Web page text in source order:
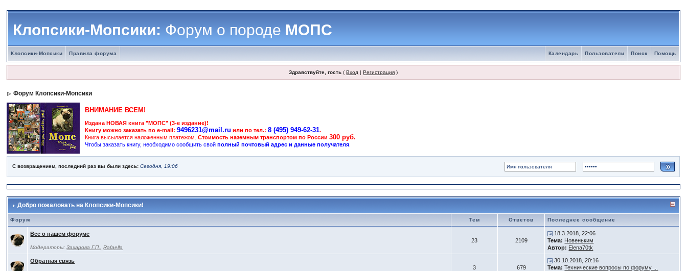
Клопсики-Мопсики:Форум о породеМОПС
Клопсики-Мопсики Правила форума Помощь
Поиск
Пользователи
Календарь
Здравствуйте, гость (Вход |Регистрация )
Форум Клопсики-Мопсики
ВНИМАНИЕ ВСЕМ!
Издана НОВАЯ книга "МОПС" (3-е издание)!
Книгу можно заказать по e-mail:9496231@mail.ru или по тел.:8 (495) 949-62-31.
Книга высылается наложенным платежом.Стоимость наземным транспортом по России300 руб.
Чтобы заказать книгу, необходимо сообщить свойполный почтовый адрес и данные получателя
С возвращением, последний раз вы были здесь:Сегодня, 19:06
Добро пожаловать на Клопсики-Мопсики!
Форум Тем Ответов Последнее сообщение
Все о нашем форуме
Модераторы:Захарова Г.П. ,Rafaella
23 2109
18.3.2018, 22:06
Тема: Новеньким
Автор: Elena70tk
Обратная связь
3 679
30.10.2018, 20:16
Тема: Технические вопросы по форуму ...